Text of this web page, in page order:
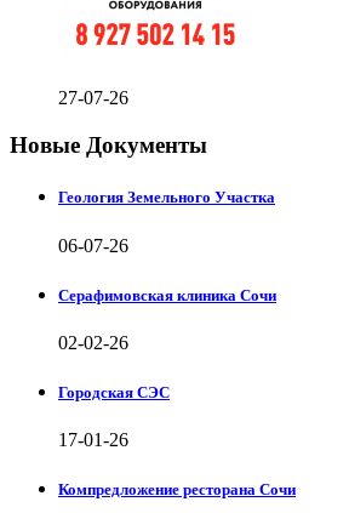
27-07-26
Новые Документы
Геология Земельного Участка
06-07-26
Серафимовская клиника Сочи
02-02-26
Городская СЭС
17-01-26
Компредложение ресторана Сочи